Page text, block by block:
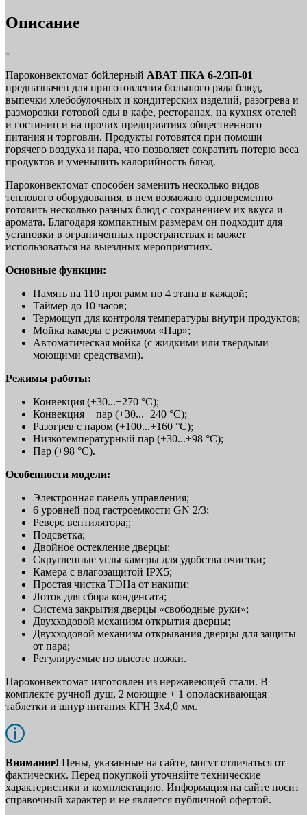
Описание
Пароконвектомат бойлерный ABAT ПКА 6-2/3П-01
предназначен для приготовления большого ряда блюд,
выпечки хлебобулочных и кондитерских изделий, разогрева и
разморозки готовой еды в кафе, ресторанах, на кухнях отелей
и гостиниц и на прочих предприятиях общественного
питания и торговли. Продукты готовятся при помощи
горячего воздуха и пара, что позволяет сократить потерю веса
продуктов и уменьшить калорийность блюд.
Пароконвектомат способен заменить несколько видов
теплового оборудования, в нем возможно одновременно
готовить несколько разных блюд с сохранением их вкуса и
аромата. Благодаря компактным размерам он подходит для
установки в ограниченных пространствах и может
использоваться на выездных мероприятиях.
Основные функции:
Память на 110 программ по 4 этапа в каждой;
Таймер до 10 часов;
Термощуп для контроля температуры внутри продуктов;
Мойка камеры с режимом «Пар»;
Автоматическая мойка (с жидкими или твердыми
моющими средствами).
Режимы работы:
Конвекция (+30...+270 °С);
Конвекция + пар (+30...+240 °С);
Разогрев с паром (+100...+160 °С);
Низкотемпературный пар (+30...+98 °С);
Пар (+98 °С).
Особенности модели:
Электронная панель управления;
6 уровней под гастроемкости GN 2/3;
Реверс вентилятора;;
Подсветка;
Двойное остекление дверцы;
Скругленные углы камеры для удобства очистки;
Камера с влагозащитой IPX5;
Простая чистка ТЭНа от накипи;
Лоток для сбора конденсата;
Система закрытия дверцы «свободные руки»;
Двухходовой механизм открытия дверцы;
Двухходовой механизм открывания дверцы для защиты
от пара;
Регулируемые по высоте ножки.
Пароконвектомат изготовлен из нержавеющей стали. В
комплекте ручной душ, 2 моющие + 1 ополаскивающая
таблетки и шнур питания КГН 3х4,0 мм.
Внимание! Цены, указанные на сайте, могут отличаться от
фактических. Перед покупкой уточняйте технические
характеристики и комплектацию. Информация на сайте носит
справочный характер и не является публичной офертой.